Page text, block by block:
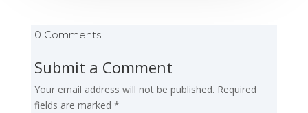
0 Comments
Submit a Comment
Your email address will not be published. Required
fields are marked *